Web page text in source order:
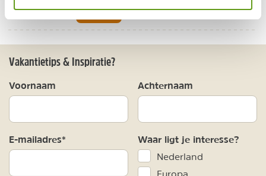
BEKIJK
Vakantietips & Inspiratie?
Voornaam Achternaam
E-mailadres* Waar ligt je interesse?
Nederland
Europa